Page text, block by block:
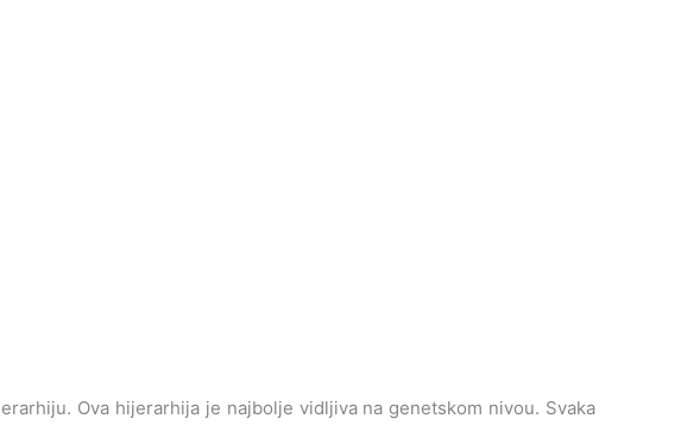
Ova hijerarhija je najbolje vidljiva na genetskom nivou. Svaka